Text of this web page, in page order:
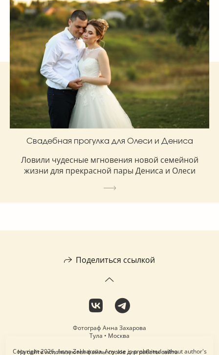
Свадебная прогулка для Олеси и Дениса
Ловили чудесные мгновения новой семейной
жизни для прекрасной пары Дениса и Олеси
Поделиться ссылкой
Фотограф Анна Захарова
Тула • Москва
Copyright 2026, Anna Zakharova. Any use is prohibited without author's
На сайте используются файлы cookie для работы сайта